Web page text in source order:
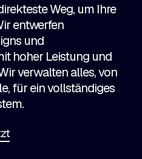
Weg, um Ihre
entwerfen
und
hoher Leistung und
verwalten alles, von
für ein vollständiges